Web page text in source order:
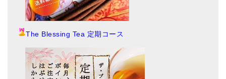
The Blessing Tea 定期コース